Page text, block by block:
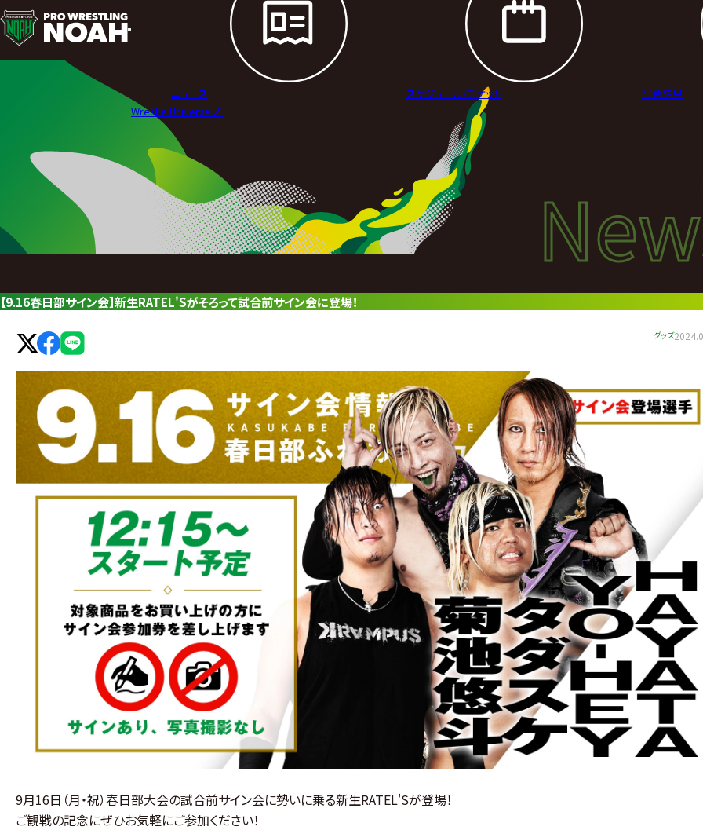
ニ
ュ
レ
ス
リ
グ・
式
ニュース スケジュール/チケット
試合結果
Wrestle Universe ↗︎
ニ
【9.16春日部サイン会】新生RATEL'Sがそろって試合前サイン会に登場！
グッズ
9月16日（月・祝）春日部大会の試合前サイン会に勢いに乗る新生RATEL'Sが登場！
ご観戦の記念にぜひお気軽にご参加ください！